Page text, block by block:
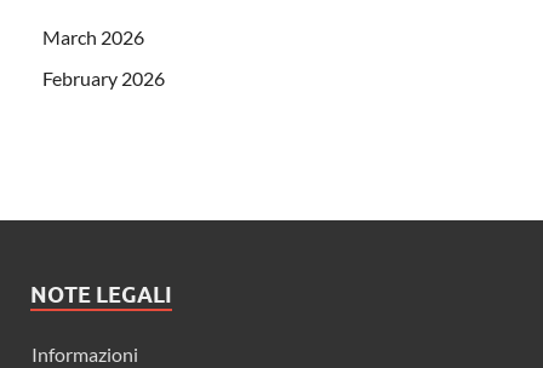
March 2026
February 2026
NOTE LEGALI
Informazioni